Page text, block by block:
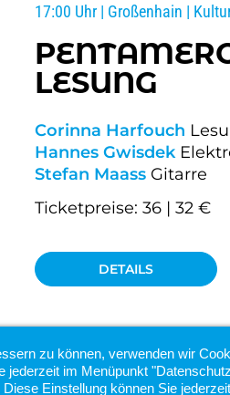
17:00 Uhr | Großenhain |
LESUNG
Corinna Harfouch
Hannes Gwisdek
Stefan MaassGitarre
Ticketpreise: 36 | 32 €
DETAILS
zu können, verwenden wir
im Menüpunkt
Einstellung können Sie